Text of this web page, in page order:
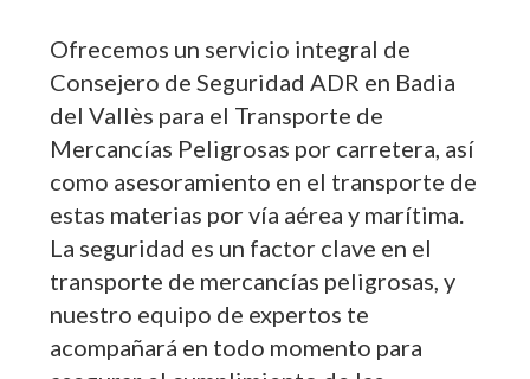
Ofrecemos un servicio integral de
Consejero de Seguridad ADR en Badia
del Vallès para el Transporte de
Mercancías Peligrosas por carretera, así
como asesoramiento en el transporte de
estas materias por vía aérea y marítima.
La seguridad es un factor clave en el
transporte de mercancías peligrosas, y
nuestro equipo de expertos te
acompañará en todo momento para